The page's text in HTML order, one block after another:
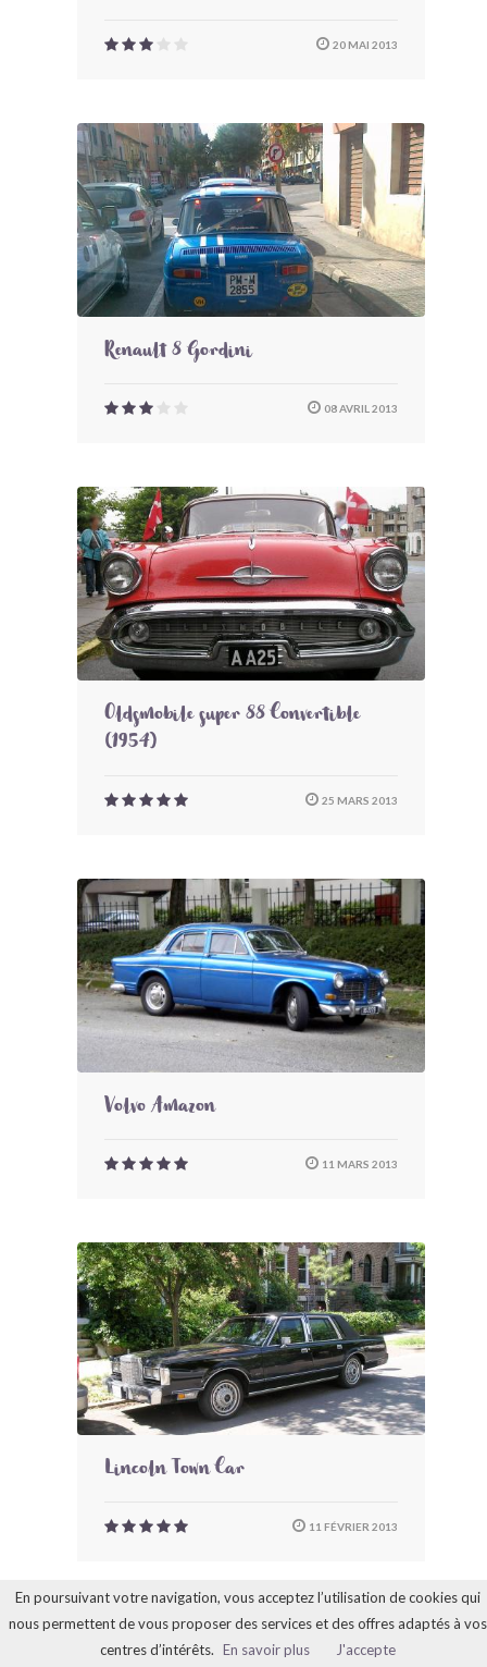
20 MAI 2013
Renault 8 Gordini
08 AVRIL 2013
Oldsmobile super 88 Convertible
(1954)
25 MARS 2013
Volvo Amazon
11 MARS 2013
Lincoln Town Car
11 FÉVRIER 2013
En poursuivant votre navigation, vous acceptez l’utilisation de cookies qui
nous permettent de vous proposer des services et des offres adaptés à vos
centres d’intérêts. En savoir plus J'accepte